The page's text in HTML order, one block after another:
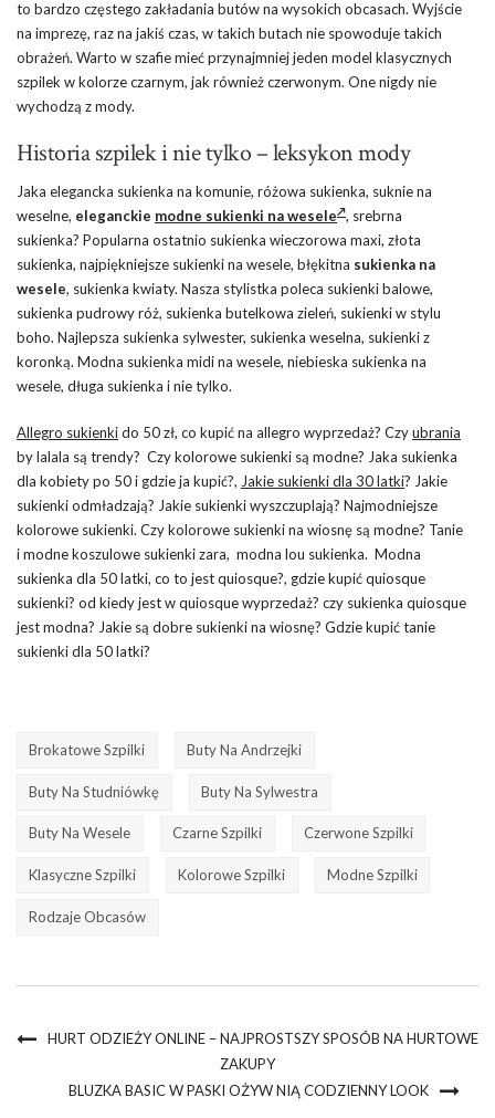
to bardzo częstego zakładania butów na wysokich obcasach. Wyjście
na imprezę, raz na jakiś czas, w takich butach nie spowoduje takich
obrażeń. Warto w szafie mieć przynajmniej jeden model klasycznych
szpilek w kolorze czarnym, jak również czerwonym. One nigdy nie
wychodzą z mody.
Historia szpilek i nie tylko – leksykon mody
Jaka elegancka sukienka na komunie, różowa sukienka, suknie na
weselne, eleganckie modne sukienki na wesele , srebrna
sukienka? Popularna ostatnio sukienka wieczorowa maxi, złota
sukienka, najpiękniejsze sukienki na wesele, błękitna sukienka na
wesele, sukienka kwiaty. Nasza stylistka poleca sukienki balowe,
sukienka pudrowy róż, sukienka butelkowa zieleń, sukienki w stylu
boho. Najlepsza sukienka sylwester, sukienka weselna, sukienki z
koronką. Modna sukienka midi na wesele, niebieska sukienka na
wesele, długa sukienka i nie tylko.
Allegro sukienkido 50 zł, co kupić na allegro wyprzedaż? Czyubrania
by lalala są trendy? Czy kolorowe sukienki są modne? Jaka sukienka
dla kobiety po 50 i gdzie ja kupić?, Jakie sukienki dla 30 latki? Jakie
sukienki odmładzają? Jakie sukienki wyszczuplają? Najmodniejsze
kolorowe sukienki. Czy kolorowe sukienki na wiosnę są modne? Tanie
i modne koszulowe sukienki zara, modna lou sukienka. Modna
sukienka dla 50 latki, co to jest quiosque?, gdzie kupić quiosque
sukienki? od kiedy jest w quiosque wyprzedaż? czy sukienka quiosque
jest modna? Jakie są dobre sukienki na wiosnę? Gdzie kupić tanie
sukienki dla 50 latki?
Brokatowe Szpilki Buty Na Andrzejki
Buty Na Studniówkę Buty Na Sylwestra
Buty Na Wesele Czarne Szpilki Czerwone Szpilki
Klasyczne Szpilki Kolorowe Szpilki Modne Szpilki
Rodzaje Obcasów
HURT ODZIEŻY ONLINE – NAJPROSTSZY SPOSÓB NA HURTOWE
ZAKUPY
BLUZKA BASIC W PASKI OŻYW NIĄ CODZIENNY LOOK